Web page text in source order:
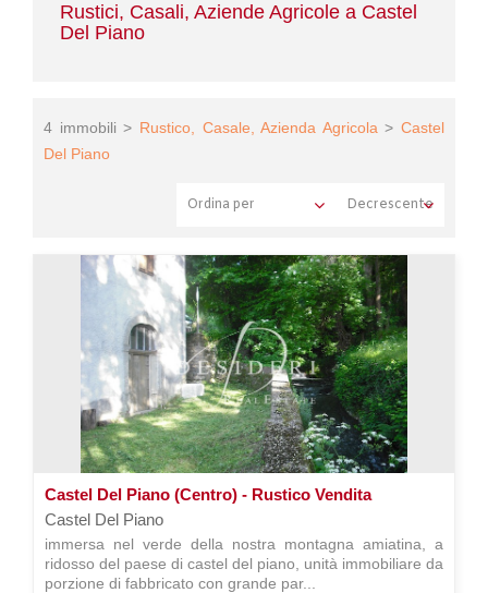
Rustici, Casali, Aziende Agricole a Castel
Del Piano
4 immobili > Rustico, Casale, Azienda Agricola > Castel
Del Piano
Castel Del Piano (Centro) - Rustico Vendita
Castel Del Piano
immersa nel verde della nostra montagna amiatina, a
ridosso del paese di castel del piano, unità immobiliare da
porzione di fabbricato con grande par...